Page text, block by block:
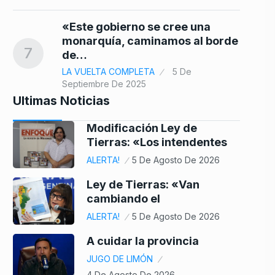
7
«Este gobierno se cree una
monarquía, caminamos al borde
de…
LA VUELTA COMPLETA
5 De
Septiembre De 2025
Ultimas Noticias
Modificación Ley de
Tierras: «Los intendentes
ALERTA! 5 De Agosto De 2026
Ley de Tierras: «Van
cambiando el
ALERTA! 5 De Agosto De 2026
A cuidar la provincia
JUGO DE LIMÓN